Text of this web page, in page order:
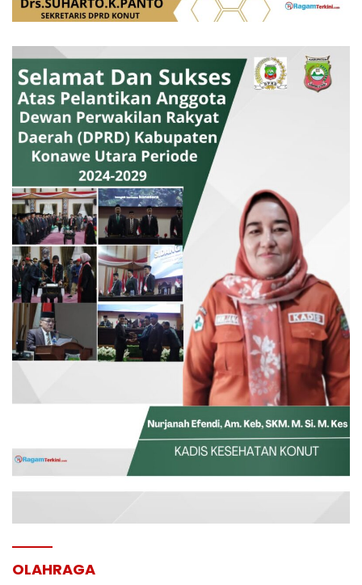
OLAHRAGA